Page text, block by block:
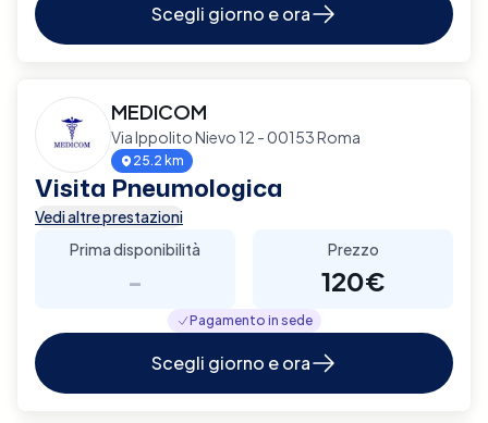
Scegli giorno e ora
MEDICOM
Via Ippolito Nievo 12 - 00153 Roma
25.2 km
Visita Pneumologica
Vedi altre prestazioni
Prima disponibilità
-
Prezzo
120€
Pagamento in sede
Scegli giorno e ora